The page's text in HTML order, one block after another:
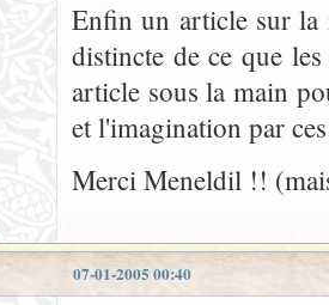
Enfin un article sur la
distincte de ce que
article sous la main
et l'imagination par
Merci Meneldil !!
07-01-2005 00:40